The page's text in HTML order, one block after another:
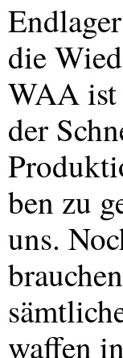
die
WAA
der
ben zu
uns.
waffen